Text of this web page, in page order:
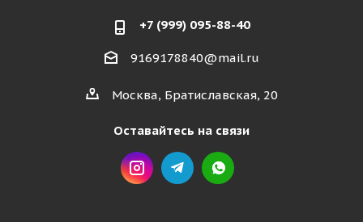
+7 (999) 095-88-40
9169178840@mail.ru
Москва, Братиславская, 20
Оставайтесь на связи